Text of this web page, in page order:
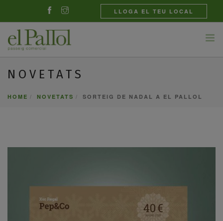
LLOGA EL TEU LOCAL
BOTIGUES
NOVETATS
HOME NOVETATS SORTEIG DE NADAL A EL PALLOL